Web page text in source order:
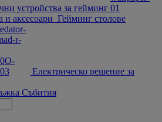
устройства за гейминг
и аксесоари Гейминг столове
Електрическо решение за
Събития